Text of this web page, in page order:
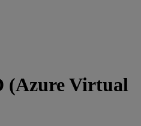
(Azure Virtual